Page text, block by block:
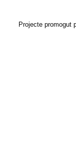
Projecte promogut